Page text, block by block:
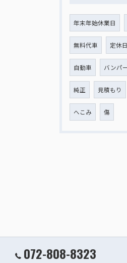
年末年始休業日
無料代車 定休日
自動車 バンパ
純正 見積もり
へこみ 傷
072-808-8323